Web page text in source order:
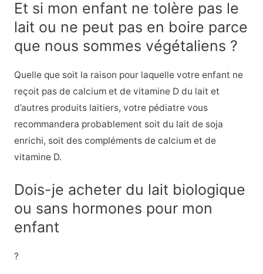
Et si mon enfant ne tolère pas le
lait ou ne peut pas en boire parce
que nous sommes végétaliens ?
Quelle que soit la raison pour laquelle votre enfant ne
reçoit pas de calcium et de vitamine D du lait et
d’autres produits laitiers, votre pédiatre vous
recommandera probablement soit du lait de soja
enrichi, soit des compléments de calcium et de
vitamine D.
Dois-je acheter du lait biologique
ou sans hormones pour mon
enfant
?